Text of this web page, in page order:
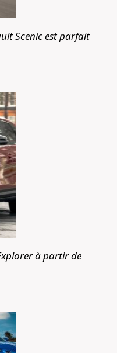
Scenic est parfait
à partir de